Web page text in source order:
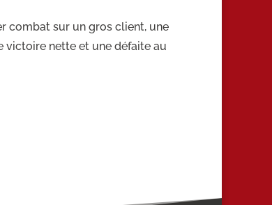
combat sur un gros client, une
victoire nette et une défaite au